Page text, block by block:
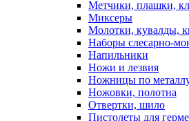
Метчики, плашки,
Миксеры
Молотки, кувалды,
Наборы слесарно-
Напильники
Ножи и лезвия
Ножницы по
Ножовки, полотна
Отвертки, шило
Пистолеты для